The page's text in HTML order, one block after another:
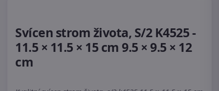
Svícen strom života, S/2 K4525 -
11.5 × 11.5 × 15 cm 9.5 × 9.5 × 12
cm